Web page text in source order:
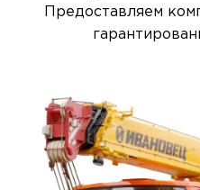
Предоставляем